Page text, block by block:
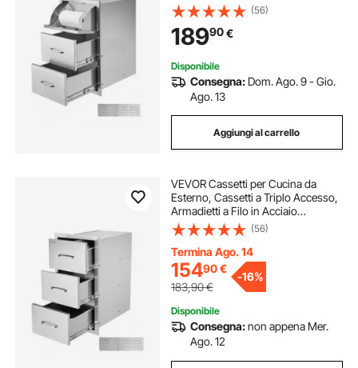
Inossidabile, Organizzatore per
Isola Barbecue con Maniglia e
Supporto di Carta 420x520x736
mm
(56)
18990€
Disponibile
Consegna: Dom. Ago. 9 - Gio.
Ago. 13
Aggiungi al carrello
VEVOR Cassetti per Cucina da
Esterno, Cassetti a Triplo Accesso,
Armadietti a Filo in Acciaio
Inossidabile, Organizzatore per
Isola Barbecue con Maniglia, per
Cucine Esterno 470x570x570 mm
(56)
Termina Ago. 14
15490€
183,90€
-16%
Disponibile
Consegna:non appena Mer.
Ago. 12